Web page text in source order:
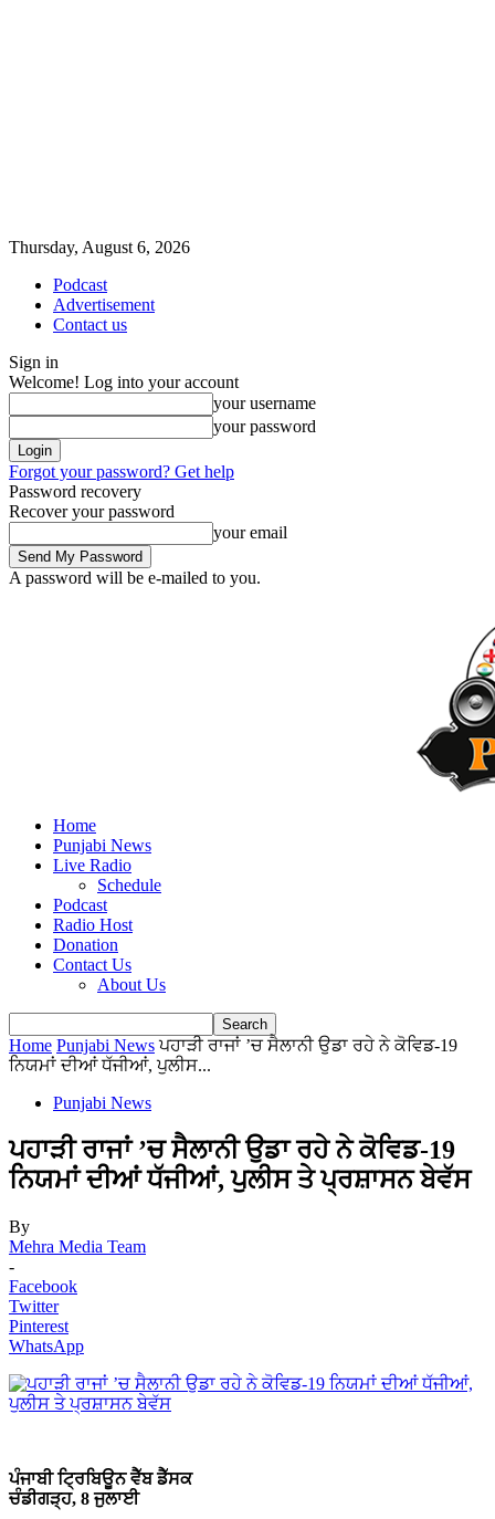
Thursday, August 6, 2026
Podcast
Advertisement
Contact us
Sign in
Welcome! Log into your account
your username
your password
Forgot your password? Get help
Password recovery
Recover your password
your email
A password will be e-mailed to you.
Home
Punjabi News
Live Radio
Schedule
Podcast
Radio Host
Donation
Contact Us
About Us
Home Punjabi News ਪਹਾੜੀ ਰਾਜਾਂ ’ਚ ਸੈਲਾਨੀ ਉਡਾ ਰਹੇ ਨੇ ਕੋਵਿਡ-19
ਨਿਯਮਾਂ ਦੀਆਂ ਧੱਜੀਆਂ, ਪੁਲੀਸ...
Punjabi News
ਪਹਾੜੀ ਰਾਜਾਂ ’ਚ ਸੈਲਾਨੀ ਉਡਾ ਰਹੇ ਨੇ ਕੋਵਿਡ-19
ਨਿਯਮਾਂ ਦੀਆਂ ਧੱਜੀਆਂ, ਪੁਲੀਸ ਤੇ ਪ੍ਰਸ਼ਾਸਨ ਬੇਵੱਸ
By
Mehra Media Team
-
Facebook
Twitter
Pinterest
WhatsApp
ਪੰਜਾਬੀ ਟ੍ਰਿਬਿਊਨ ਵੈੱਬ ਡੈੱਸਕ
ਚੰਡੀਗੜ੍ਹ, 8 ਜੁਲਾਈ